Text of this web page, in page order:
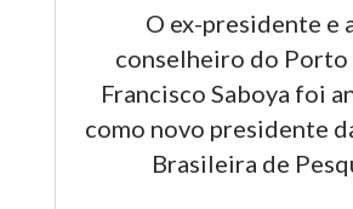
O ex-presidente e
conselheiro do
Francisco Saboya foi
como novo presidente
Brasileira de